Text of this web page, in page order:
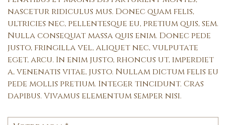
nascetur ridiculus mus. Donec quam felis,
ultricies nec, pellentesque eu, pretium quis, sem.
Nulla consequat massa quis enim. Donec pede
justo, fringilla vel, aliquet nec, vulputate
eget, arcu. In enim justo, rhoncus ut, imperdiet
a, venenatis vitae, justo. Nullam dictum felis eu
pede mollis pretium. Integer tincidunt. Cras
dapibus. Vivamus elementum semper nisi.